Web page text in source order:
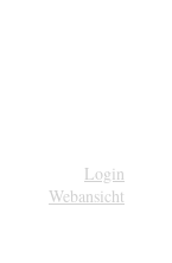
Login
Webansicht